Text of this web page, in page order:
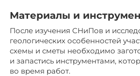
Материалы и
После изучения СНиПов и
геологических особенностей
схемы и сметы необходимо
и запастись инструментами,
во время работ.